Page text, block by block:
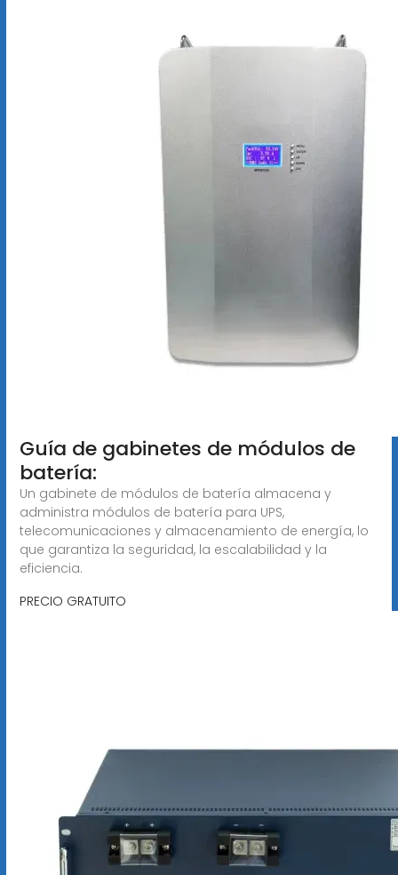
Guía de gabinetes de módulos de
batería:
Un gabinete de módulos de batería almacena y
administra módulos de batería para UPS,
telecomunicaciones y almacenamiento de energía, lo
que garantiza la seguridad, la escalabilidad y la
eficiencia.
PRECIO GRATUITO